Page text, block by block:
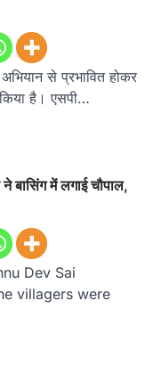
से प्रभावित होकर
है। एसपी…
में लगाई चौपाल,
Dev Sai
villagers were